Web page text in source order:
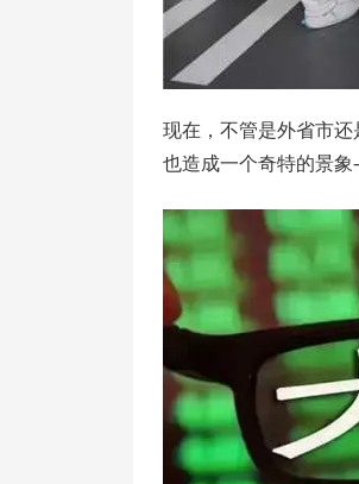
现在，不管是外省市
也造成一个奇特的景